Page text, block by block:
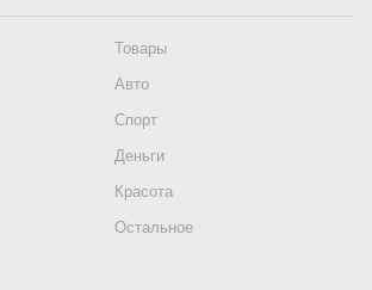
Товары
Авто
Спорт
Деньги
Красота
Остальное